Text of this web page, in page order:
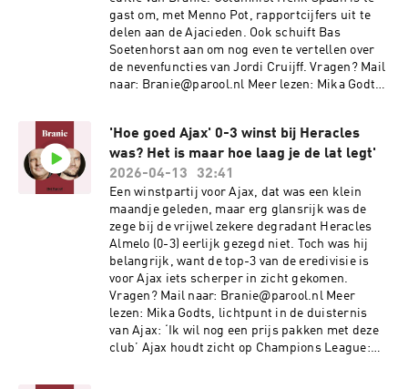
information.
gast om, met Menno Pot, rapportcijfers uit te
delen aan de Ajacieden. Ook schuift Bas
Soetenhorst aan om nog even te vertellen over
de nevenfuncties van Jordi Cruijff. Vragen? Mail
naar: Branie@parool.nl Meer lezen: Mika Godts,
op Champions League: rode kaart Tomiyasu
enige smetje bij ruime zege op Heracles Als
Ajax Europees voetbal misloopt, moet de hand
op de knip, net als onder Frank de Boer – die
vier keer kampioen werd Gemaakt
door:Presentator: Menno PotGasten: Henk
Spaan en Bas SoetenhorstMontage: Laura
HiskenProductie: Verena VerhoevenMuziek:
Kloaq Audio DesignSee
omnystudio.com/listener for privacy
information.
'Hoe goed Ajax' 0-3 winst bij Heracles
was? Het is maar hoe laag je de lat legt'
2026-04-13
32:41
Een winstpartij voor Ajax, dat was een klein
maandje geleden, maar erg glansrijk was de
zege bij de vrijwel zekere degradant Heracles
Almelo (0-3) eerlijk gezegd niet. Toch was hij
belangrijk, want de top-3 van de eredivisie is
voor Ajax iets scherper in zicht gekomen.
Vragen? Mail naar: Branie@parool.nl Meer
lezen: Mika Godts, lichtpunt in de duisternis
van Ajax: ‘Ik wil nog een prijs pakken met deze
club’ Ajax houdt zicht op Champions League: